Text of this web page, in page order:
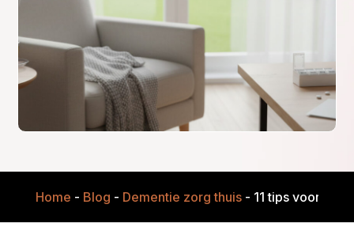
Home - Blog - Dementie zorg thuis- 11 tips voor